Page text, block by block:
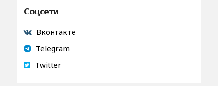
Соцсети
Вконтакте
Telegram
Twitter